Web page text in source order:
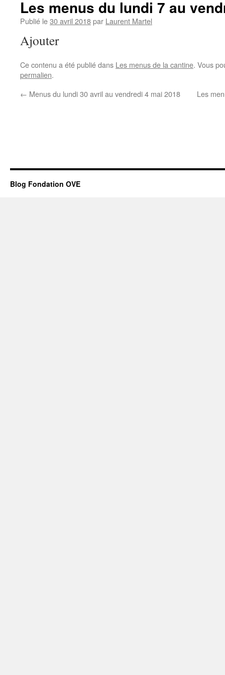
Les menus du lundi 7 au
Publié le30 avril 2018par Laurent Martel
Ajouter
Ce contenu a été publié dans Les menus de la cantine. Vous
permalien.
← Menus du lundi 30 avril au vendredi 4 mai 2018 Les
Blog Fondation OVE